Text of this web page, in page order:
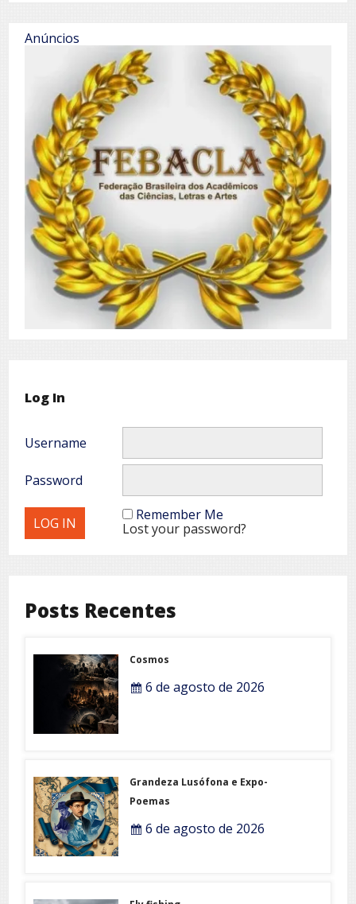
Anúncios
Log In
Username
Password
Remember Me
Lost your password?
Posts Recentes
Cosmos
6 de agosto de 2026
Grandeza Lusófona e Expo-
Poemas
6 de agosto de 2026